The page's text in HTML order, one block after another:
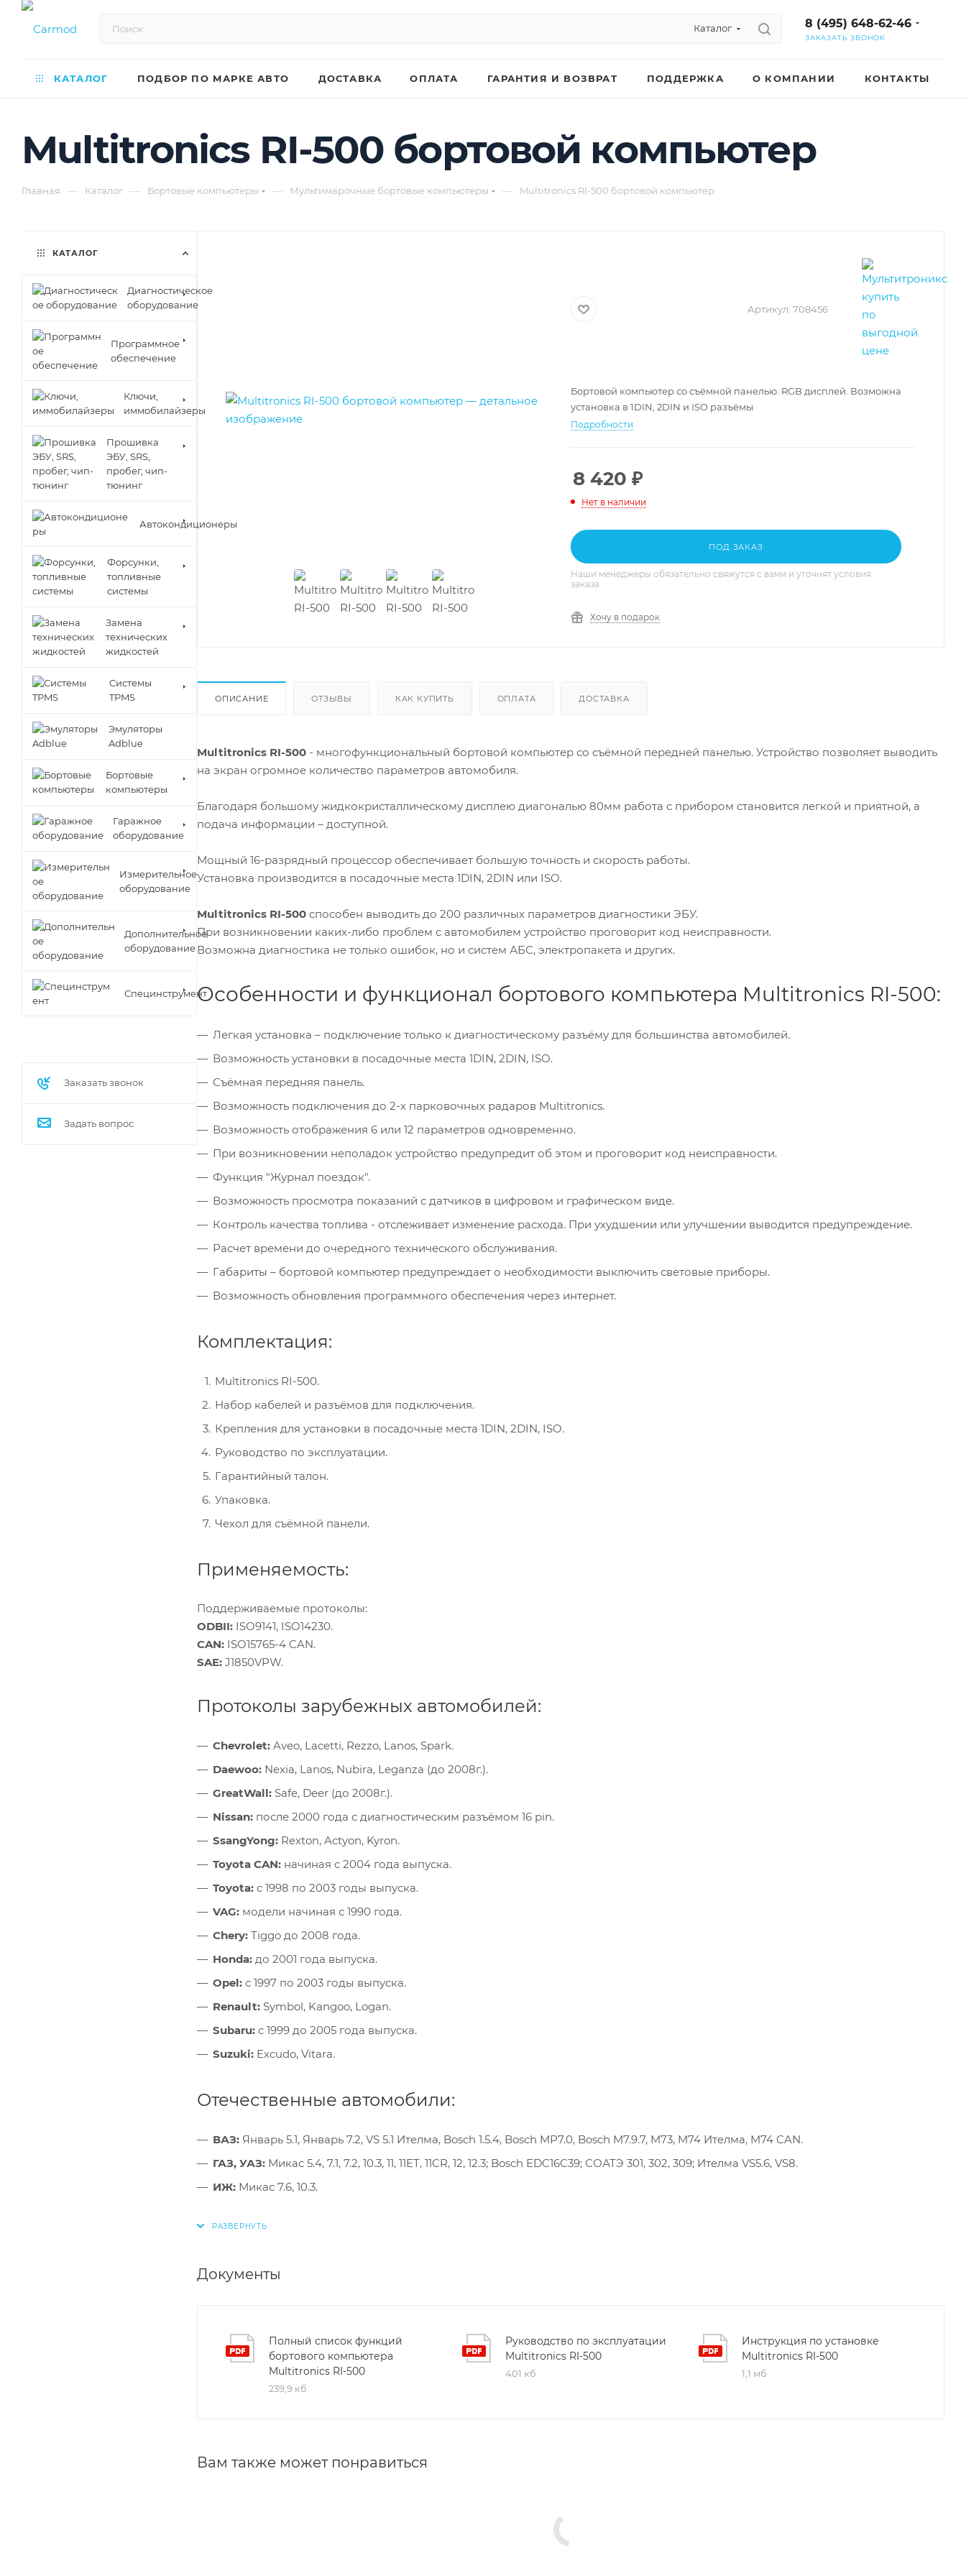
Каталог 8 (495) 648-62-46
ЗАКАЗАТЬ ЗВОНОК
КАТАЛОГ ПОДБОР ПО МАРКЕ АВТО ДОСТАВКА ОПЛАТА ГАРАНТИЯ И ВОЗВРАТ ПОДДЕРЖКА О КОМПАНИИ КОНТАКТЫ
Multitronics RI-500 бортовой компьютер
Главная — Каталог — Бортовые компьютеры — Мультимарочные бортовые компьютеры — Multitronics RI-500 бортовой компьютер
Артикул: 708456
Бортовой компьютер со съёмной панелью. RGB дисплей. Возможна
установка в 1DIN, 2DIN и ISO разъёмы
Подробности
8 420 ₽
Нет в наличии
ПОД ЗАКАЗ
Наши менеджеры обязательно свяжутся с вами и уточнят условия
заказа
Хочу в подарок
ОПИСАНИЕ ОТЗЫВЫ КАК КУПИТЬ ОПЛАТА ДОСТАВКА
Multitronics RI-500 - многофункциональный бортовой компьютер со съёмной передней панелью. Устройство позволяет выводить
на экран огромное количество параметров автомобиля.
Благодаря большому жидкокристаллическому дисплею диагональю 80мм работа с прибором становится легкой и приятной, а
подача информации – доступной.
Мощный 16-разрядный процессор обеспечивает большую точность и скорость работы.
Установка производится в посадочные места 1DIN, 2DIN или ISO.
Multitronics RI-500 способен выводить до 200 различных параметров диагностики ЭБУ.
При возникновении каких-либо проблем с автомобилем устройство проговорит код неисправности.
Возможна диагностика не только ошибок, но и систем АБС, электропакета и других.
Особенности и функционал бортового компьютера Multitronics RI-500:
Легкая установка – подключение только к диагностическому разъёму для большинства автомобилей.
Возможность установки в посадочные места 1DIN, 2DIN, ISO.
Съёмная передняя панель.
Возможность подключения до 2-х парковочных радаров Multitronics.
Возможность отображения 6 или 12 параметров одновременно.
При возникновении неполадок устройство предупредит об этом и проговорит код неисправности.
Функция "Журнал поездок".
Возможность просмотра показаний с датчиков в цифровом и графическом виде.
Контроль качества топлива - отслеживает изменение расхода. При ухудшении или улучшении выводится предупреждение.
Расчет времени до очередного технического обслуживания.
Габариты – бортовой компьютер предупреждает о необходимости выключить световые приборы.
Возможность обновления программного обеспечения через интернет.
Комплектация:
Multitronics RI-500.
Набор кабелей и разъёмов для подключения.
Крепления для установки в посадочные места 1DIN, 2DIN, ISO.
Руководство по эксплуатации.
Гарантийный талон.
Упаковка.
Чехол для съёмной панели.
Применяемость:
Поддерживаемые протоколы:
ODBII: ISO9141, ISO14230.
CAN: ISO15765-4 CAN.
SAE: J1850VPW.
Протоколы зарубежных автомобилей:
Chevrolet: Aveo, Lacetti, Rezzo, Lanos, Spark.
Daewoo: Nexia, Lanos, Nubira, Leganza (до 2008г.).
GreatWall: Safe, Deer (до 2008г.).
Nissan: после 2000 года с диагностическим разъёмом 16 pin.
SsangYong: Rexton, Actyon, Kyron.
Toyota CAN: начиная с 2004 года выпуска.
Toyota: с 1998 по 2003 годы выпуска.
VAG: модели начиная с 1990 года.
Chery: Tiggo до 2008 года.
Honda: до 2001 года выпуска.
Opel: с 1997 по 2003 годы выпуска.
Renault: Symbol, Kangoo, Logan.
Subaru: с 1999 до 2005 года выпуска.
Suzuki: Excudo, Vitara.
Отечественные автомобили:
ВАЗ: Январь 5.1, Январь 7.2, VS 5.1 Ителма, Bosch 1.5.4, Bosch MP7.0, Bosch M7.9.7, M73, M74 Ителма, M74 CAN.
ГАЗ, УАЗ: Микас 5.4, 7.1, 7.2, 10.3, 11, 11ET, 11CR, 12, 12.3; Bosch EDC16C39; СОАТЭ 301, 302, 309; Ителма VS5.6, VS8.
ИЖ: Микас 7.6, 10.3.
Документы
Полный список функций
бортового компьютера
Multitronics RI-500
239,9 кб
Руководство по эксплуатации
Multitronics RI-500
401 кб
Инструкция по установке
Multitronics RI-500
1,1 мб
Вам также может понравиться
КАТАЛОГ
Диагностическое
оборудование
Программное
обеспечение
Ключи,
иммобилайзеры
Прошивка
ЭБУ, SRS,
пробег, чип-
тюнинг
Автокондиционеры
Форсунки,
топливные
системы
Замена
технических
жидкостей
Cистемы
TPMS
Эмуляторы
Adblue
Бортовые
компьютеры
Гаражное
оборудование
Измерительное
оборудование
Дополнительное
оборудование
Специнструмент
Заказать звонок
Задать вопрос